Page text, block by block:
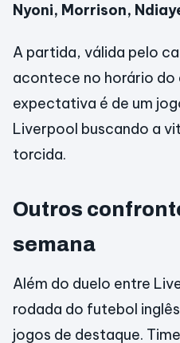
Nyoni, Morrison,
A partida, válida pelo
acontece no horário do
expectativa é de um
Liverpool buscando a
torcida.
Outros
semana
Além do duelo entre
rodada do futebol
jogos de destaque.